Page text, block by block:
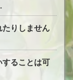
りしません
ることは可